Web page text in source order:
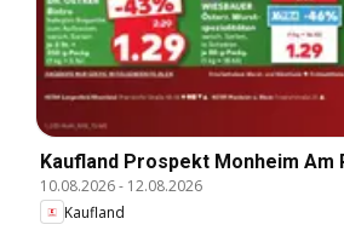
Kaufland Prospekt Monheim Am
10.08.2026- 12.08.2026
Kaufland